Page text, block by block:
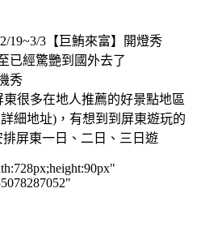
19~3/3【巨鮪來富】開燈秀
已經驚艷到國外去了
秀
很多在地人推薦的好景點地區
細地址)，有想到到屏東遊玩的
屏東一日、二日、三日遊